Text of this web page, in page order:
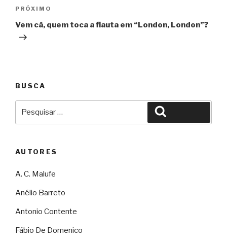
Próximo
PRÓXIMO
Vem cá, quem toca a flauta em “London, London”?
BUSCA
AUTORES
A. C. Malufe
Anélio Barreto
Antonio Contente
Fábio De Domenico